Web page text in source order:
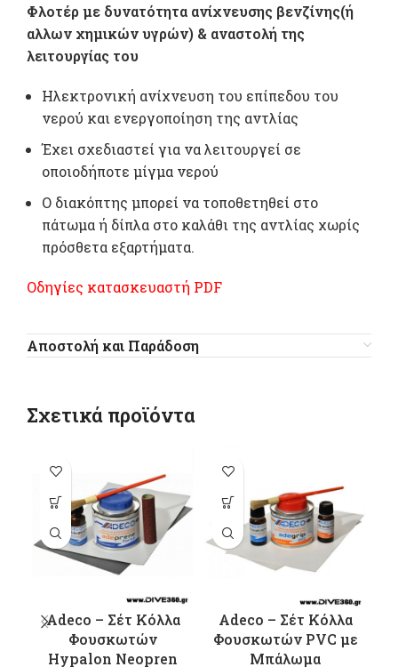
Φλοτέρ με δυνατότητα ανίχνευσης βενζίνης(ή
αλλων χημικών υγρών) & αναστολή της
λειτουργίας του
Ηλεκτρονική ανίχνευση του επίπεδου του
νερού και ενεργοποίηση της αντλίας
Έχει σχεδιαστεί για να λειτουργεί σε
οποιοδήποτε μίγμα νερού
Ο διακόπτης μπορεί να τοποθετηθεί στο
πάτωμα ή δίπλα στο καλάθι της αντλίας χωρίς
πρόσθετα εξαρτήματα.
Οδηγίες κατασκευαστή PDF
Αποστολή και Παράδοση
Σχετικά προϊόντα
Adeco – Σέτ Κόλλα
Φουσκωτών
Hypalon Neopren
Adeco – Σέτ Κόλλα
Φουσκωτών PVC με
Μπάλωμα